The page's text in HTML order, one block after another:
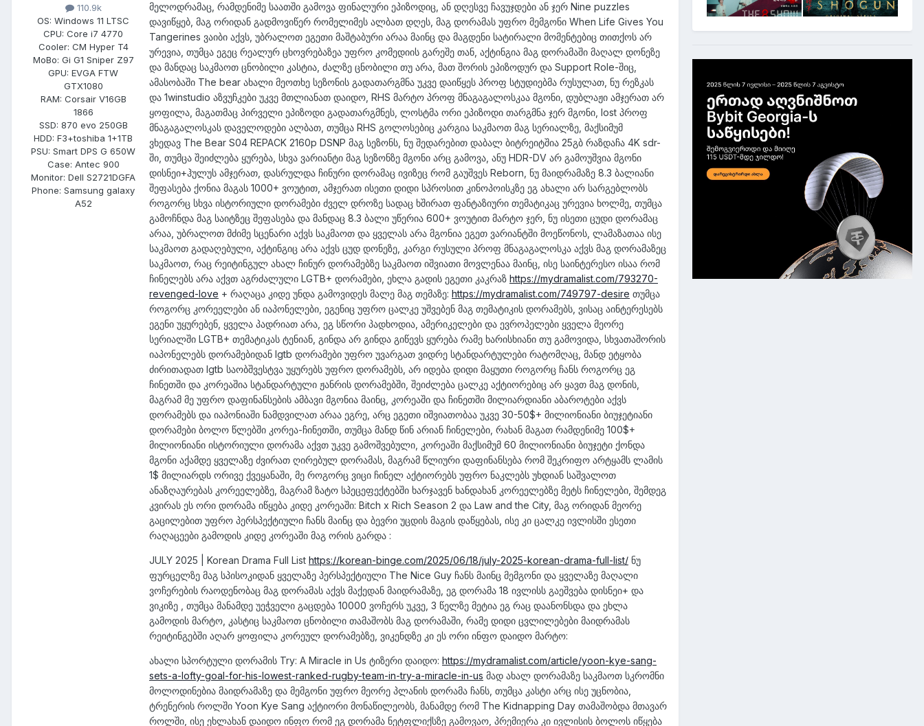
110.9k
OS: Windows 11 LTSC
CPU: Core i7 4770
Cooler: CM Hyper T4
MoBo: Gi G1 Sniper Z97
GPU: EVGA FTW
GTX1080
RAM: Corsair V16GB
1866
SSD: 870 evo 250GB
HDD: F3+toshiba 1+1TB
PSU: Smart DPS G 650W
Case: Antec 900
Monitor: Dell S2721DGFA
Phone: Samsung galaxy
A52
მელოდრამაც, რამდენიმე საათში გამოვა ფინალური ეპიზოდიც, ან დღესვე ჩავუჯდები ან ჯერ Nine puzzles
დავიწყებ, მაგ ორიდან გადმოვიწერ რომელიმეს ალბათ დღეს, მაგ დორამას უფრო მემგონი When Life Gives You
Tangerines ვაიბი აქვს, უბრალოთ ეგეთი მაშტაბური არაა მაინც და მაგდენი სატირალი მომენტებიც თითქოს არ
ურევია, თუმცა ეგეც რეალურ ცხოვრებაზეა უფრო კომედიის გარეშე თან, აქტინგია მაგ დორამაში მაღალ დონეზე
და მანდაც საკმაოთ ცნობილი კასტია, ძალზე ცნობილი თუ არა, მათ შორის ეპიზოდურ და Support Role-შიც,
ამასობაში The bear ახალი მეოთხე სეზონის გადათარგმნა უკვე დაიწყეს პროფ სტუდიებმა რუსულათ, ნუ რეზკას
და 1winstudio აზვუჩკები უკვე მთლიანათ დაიდო, RHS მარტო პროფ მნაგაგალოსკაა მგონი, დუბლაჟი ამჯერათ არ
ყოფილა, მაგათმაც პირველი ეპიზოდი გადათარგმნეს, ლოსტმა ორი ეპიზოდი თარგმნა ჯერ მგონი, lost პროფ
მნაგაგალოსკას დაველოდები ალბათ, თუმცა RHS გოლოსებიც კარგია საკმაოთ მაგ სერიალზე, მაქსიმუმ
ვხედავ The Bear S04 REPACK 2160p DSNP მაგ სეზონს, ნუ შედარებით დაბალ ბიტრეიტშია 25გბ რაზდაჩა 4K sdr-
ში, თუმცა შეიძლება ყურება, სხვა ვარიანტი მაგ სეზონზე მგონი არც გამოვა, ანუ HDR-DV არ გამოუშვია მგონი
დისნეი+ჰულუს ამჯერათ, დასრულდა ჩინური დორამაც ივიზეც რომ გაუშვეს Reborn, ნუ მაიდრამაზე 8.3 ბალიანი
შეფასება ქონია მაგას 1000+ ვოუტით, ამჯერათ ისეთი დიდი სპროსით კინოპოისკზე ეგ ახალი არ სარგებლობს
როგორც სხვა ისტორიული დორამები ძველ დროზე სადაც ხშირათ ფანტაზიური თემატიკაც ურევია ხოლმე, თუმცა
გამოჩნდა მაგ საიტზეც შეფასება და მანდაც 8.3 ბალი უწერია 600+ ვოუტით მარტო ჯერ, ნუ ისეთი ცუდი დორამაც
არაა, უბრალოთ მძიმე სცენარი აქვს საკმაოთ და ყველას არა მგონია ეგეთ ვარიანტში მოეწონოს, ლამაზათაა ისე
საკმაოთ გადაღებული, აქტინგიც არა აქვს ცუდ დონეზე, კარგი რუსული პროფ მნაგაგალოსკა აქვს მაგ დორამაზეც
საკმაოთ, რაც რეიტინგულ ახალ ჩინურ დორამებზე საკმაოთ იშვიათი მოვლენაა მაინც, ისე საინტერესო ისაა რომ
ჩინელებს არა აქვთ აგრძალული LGTB+ დორამები, ეხლა გადის ეგეთი კაკრაზ https://mydramalist.com/793270-
revenged-love + რაღაცა კიდე უნდა გამოვიდეს მალე მაგ თემაზე: https://mydramalist.com/749797-desire თუმცა
როგორც კორეელები ან იაპონელები, ეგენიც უფრო ცალკე უშვებენ მაგ თემატიკის დორამებს, ვისაც აინტერესებს
ეგენი უყურებენ, ყველა პადრიათ არა, ეგ სწორი პადხოდია, ამერიკელები და ევროპელები ყველა მეორე
სერიალში LGTB+ თემატიკას ტენიან, გინდა არ გინდა გიწევს ყურება რამე ხარისხიანი თუ გამოვიდა, სხვათაშორის
იაპონელებს დორამებიდან lgtb დორამები უფრო უვარგათ ვიდრე სტანდარტულები რატომღაც, მანდ ეტყობა
ძირითადათ lgtb საობშვესტვა უყურებს უფრო დორამებს, არ იდება დიდი მაყუთი როგორც ჩანს როგორც ეგ
ჩინეთში და კორეაშია სტანდარტული ჟანრის დორამებში, შეიძლება ცალკე აქტიორებიც არ ყავთ მაგ დონის,
მაგრამ მე უფრო დაფინანსების ამბავი მგონია მაინც, კორეაში და ჩინეთში მილიარდიანი აბაროტები აქვს
დორამებს და იაპონიაში ნამდვილათ არაა ეგრე, არც ეგეთი იშვიათობაა უკვე 30-50$+ მილიონიანი ბიუჯეტიანი
დორამები ბოლო წლებში კორეა-ჩინეთში, თუმცა მანდ წინ არიან ჩინელები, რახან მაგათ რამდენიმე 100$+
მილიონიანი ისტორიული დორამა აქვთ უკვე გამოშვებული, კორეაში მაქსიმუმ 60 მილიონიანი ბიუჯეტი ქონდა
მგონი აქამდე ყველაზე ძვირათ ღირებულ დორამას, მაგრამ წლიური დაფინანსება რომ შეკრიფო არტყამს ლამის
1$ მილიარდს ორივე ქვეყანაში, მე როგორც ვიცი ჩინელ აქტიორებს უფრო ნაკლებს უხდიან საშვალოთ
ანაზღაურებას კორეელებზე, მაგრამ ზატო სპეცეფექტებში ხარჯავენ ხანდახან კორეელებზე მეტს ჩინელები, შემდეგ
კვირას ეს ორი დორამა იწყება კიდე კორეაში: Bitch x Rich Season 2 და Law and the City, მაგ ორიდან მეორე
გაცილებით უფრო პერსპექტიული ჩანს მაინც და ბევრი უცდის მაგის დაწყებას, ისე კი ცალკე ივლისში ესეთი
რაღაცეები გამოდის კიდე კორეაში მაგ ორის გარდა :
JULY 2025 | Korean Drama Full List https://korean-binge.com/2025/06/18/july-2025-korean-drama-full-list/ ნუ
ფურცელზე მაგ სპისოკიდან ყველაზე პერსპექტიული The Nice Guy ჩანს მაინც მემგონი და ყველაზე მაღალი
ვოჩერების რაოდენობაც მაგ დორამას აქვს მაქედან მაიდრამაზე, ეგ დორამა 18 ივლისს გაეშვება დისნეი+ და
ვიკიზე , თუმცა მანამდე უეჭველი გაცდება 10000 ვოჩერს უკვე, 3 წელზე მეტია ეგ რაც დაანონსდა და ეხლა
გამოდის მარტო, კასტიც საკმაოთ ცნობილი თამაშობს მაგ დორამაში, რამე დიდი ცვლილებები მაიდრამას
რეიტინგებში აღარ ყოფილა კორეულ დორამებზე, ვიკენდზე კი ეს ორი ინფო დაიდო მარტო:
ახალი სპორტული დორამის Try: A Miracle in Us ტიზერი დაიდო: https://mydramalist.com/article/yoon-kye-sang-
sets-a-lofty-goal-for-his-lowest-ranked-rugby-team-in-try-a-miracle-in-us მად ახალ დორამაზე საკმაოთ სკრომნი
მოლოდინებია მაიდრამაზე და მემგონი უფრო მეორე პლანის დორამა ჩანს, თუმცა კასტი არც ისე უცნობია,
ტრენერის როლში Yoon Kye Sang აქტიორი მონაწილეობს, მანამდე რომ The Kidnapping Day თამაშობდა მთავარ
როლში, ისე ეხლახან დაიდო ინფო რომ ეგ დორამა ნეტფლიქსზე გამოვაო, პრემიერა კი ივლისის ბოლოს იწყება